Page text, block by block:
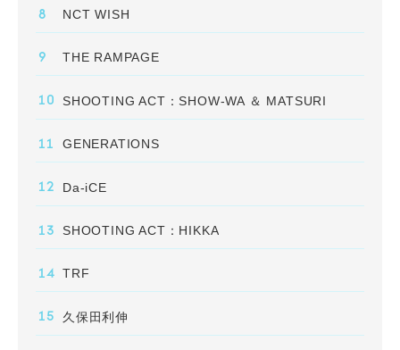
NCT WISH
THE RAMPAGE
SHOOTING ACT：SHOW-WA ＆ MATSURI
GENERATIONS
Da-iCE
SHOOTING ACT：HIKKA
TRF
久保田利伸